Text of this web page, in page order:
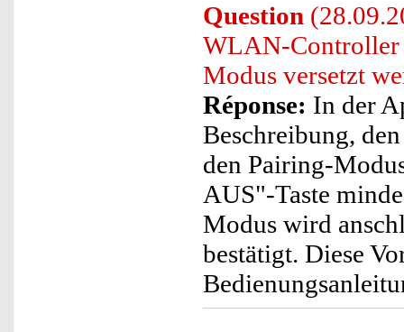
Question
WLAN-Controller
Modus versetzt
Réponse: In der
Beschreibung,
den Pairing-
AUS"-Taste
Modus wird
bestätigt. Diese